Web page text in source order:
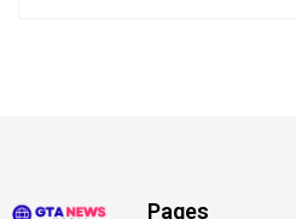
Pages